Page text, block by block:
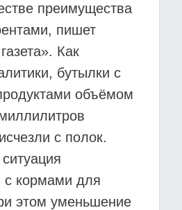
преимущества
пишет
Как
бутылки с
объёмом
с полок.
с кормами для
этом уменьшение